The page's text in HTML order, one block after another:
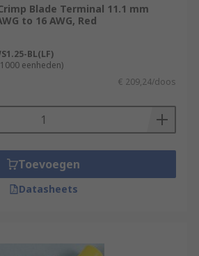
Blade Terminal 11.1 mm
to 16 AWG, Red
BL(LF)
eenheden)
€ 209,24/doos
Toevoegen
Datasheets